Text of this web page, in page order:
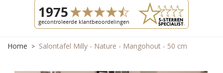
Home Salontafel Milly - Nature - Mangohout - 50 cm